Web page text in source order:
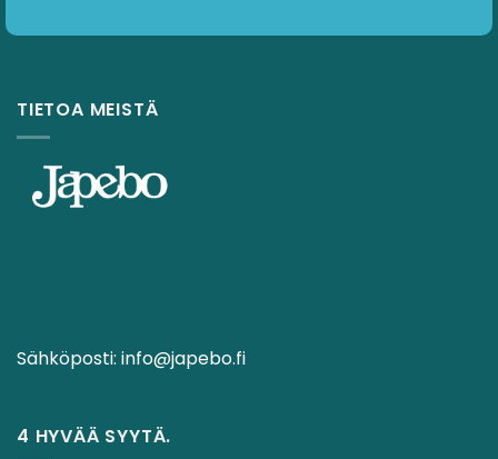
TIETOA MEISTÄ
Sähköposti: info@japebo.fi
4 HYVÄÄ SYYTÄ.